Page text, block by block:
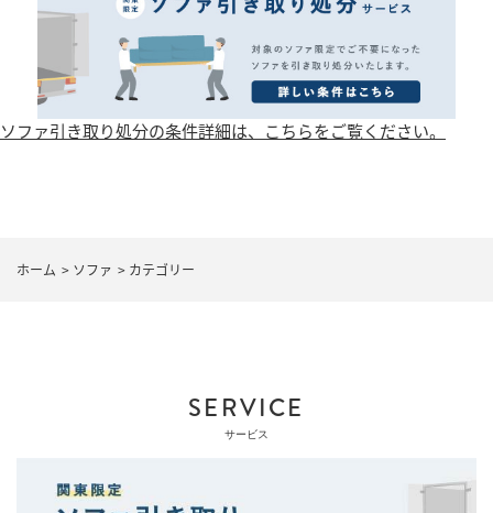
ソファ引き取り処分の条件詳細は、こちらをご覧ください。
ホーム > ソファ > カテゴリー
SERVICE
サービス